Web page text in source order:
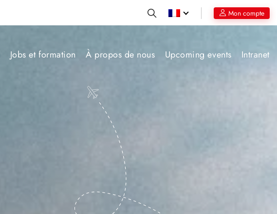
Mon compte
Jobs et formation À propos de nous Upcoming events Intranet